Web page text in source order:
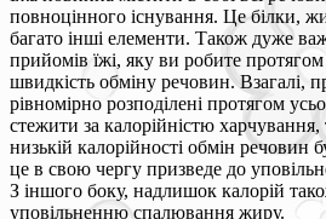
повноцінного існування. Це білки,
багато інші елементи. Також дуже
прийомів їжі, яку ви робите
швидкість обміну речовин. Взагалі,
рівномірно розподілені протягом
стежити за калорійністю
низькій калорійності обмін речовин
це в свою чергу призведе до
З іншого боку, надлишок калорій
уповільненню спалювання жиру.